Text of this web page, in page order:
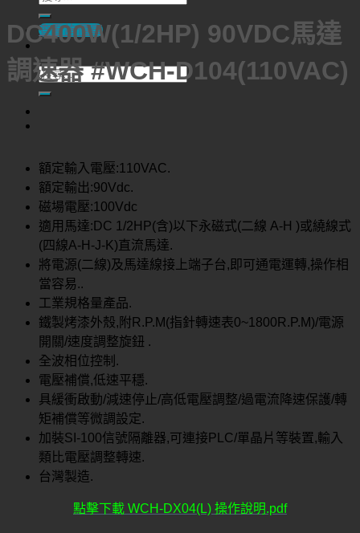
尋
關
鍵
字:
查看詢價車
搜
尋
DC400W(1/2HP) 90VDC馬達
調速器 #WCH-D104(110VAC)
額定輸入電壓:110VAC.
額定輸出:90Vdc.
磁場電壓:100Vdc
適用馬達:DC 1/2HP(含)以下永磁式(二線 A-H )或繞線式
(四線A-H-J-K)直流馬達.
將電源(二線)及馬達線接上端子台,即可通電運轉,操作相
當容易..
工業規格量產品.
鐵製烤漆外殼,附R.P.M(指針轉速表0~1800R.P.M)/電源
開關/速度調整旋鈕 .
全波相位控制.
電壓補償,低速平穩.
具緩衝啟動/減速停止/高低電壓調整/過電流降速保護/轉
矩補償等微調設定.
加裝SI-100信號隔離器,可連接PLC/單晶片等裝置,輸入
類比電壓調整轉速.
台灣製造.
點擊下載 WCH-DX04(L) 操作說明.pdf